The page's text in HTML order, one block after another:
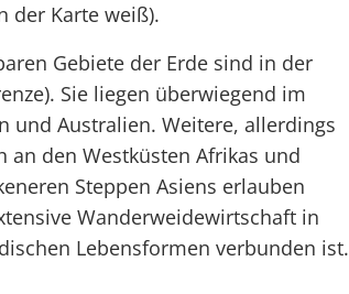
der Karte weiß).
Gebiete der Erde sind in der
Sie liegen überwiegend im
und Australien. Weitere, allerdings
den Westküsten Afrikas und
Steppen Asiens erlauben
Wanderweidewirtschaft in
Lebensformen verbunden ist.